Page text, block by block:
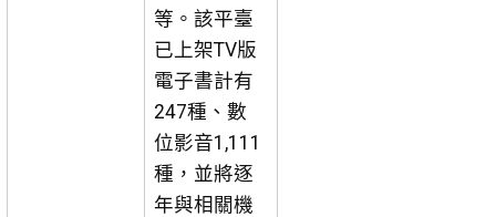
等。該平臺
已上架TV版
電子書計有
247種、數
位影音1,111
種，並將逐
年與相關機